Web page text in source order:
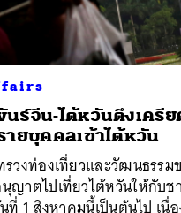
ธ์จีน-ไต้หวันตึงเครี
ายบุคคลเข้าไต้หวัน
วงท่องเที่ยวและวัฒนธรรม
ญาตไปเที่ยวไต้หวันให้กับช
ที่ 1 สิงหาคมนี้เป็นต้นไป เนื่